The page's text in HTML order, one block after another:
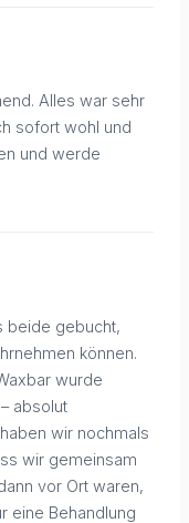
Alles war sehr
sofort wohl und
und werde
beide gebucht,
können.
wurde
absolut
wir nochmals
wir gemeinsam
vor Ort waren,
eine Behandlung